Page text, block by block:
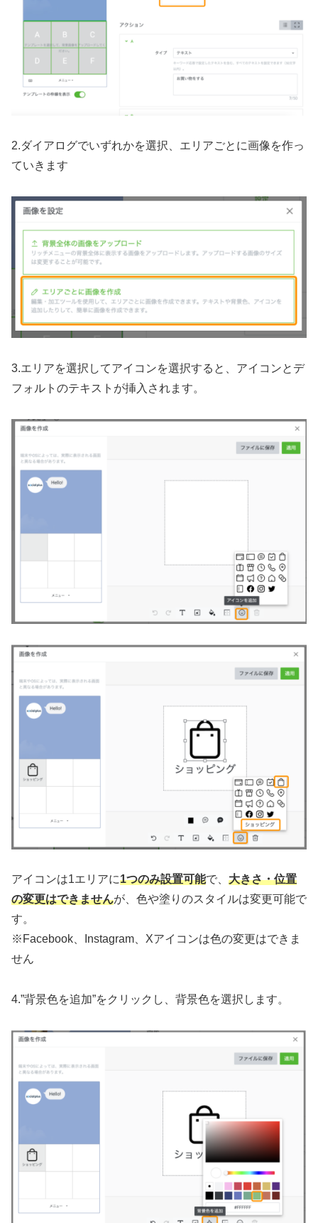
2.ダイアログでいずれかを選択、エリアごとに画像を作っ
ていきます
3.エリアを選択してアイコンを選択すると、アイコンとデ
フォルトのテキストが挿入されます。
アイコンは1エリアに1つのみ設置可能で、 大きさ・位置
の変更はできませんが、色や塗りのスタイルは変更可能で
す。
※Facebook、Instagram、Xアイコンは色の変更はできま
せん
4.”背景色を追加”をクリックし、背景色を選択します。